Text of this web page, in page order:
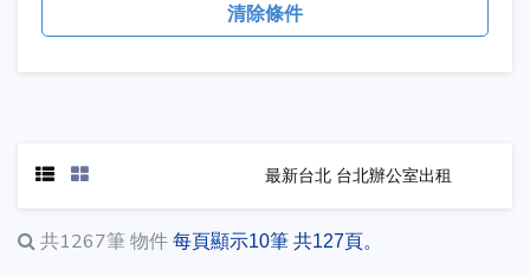
清除條件
最新台北 台北辦公室出租
共1267筆 物件 每頁顯示10筆 共127頁。